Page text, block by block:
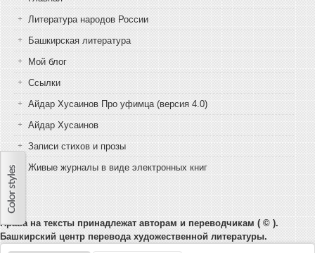
Литература народов России
Башкирская литература
Мой блог
Ссылки
Айдар Хусаинов Про уфимца (версия 4.0)
Айдар Хусаинов
Записи стихов и прозы
Живые журналы в виде электронных книг
Права на тексты принадлежат авторам и переводчикам ( © ).
Башкирский центр перевода художественной литературы.